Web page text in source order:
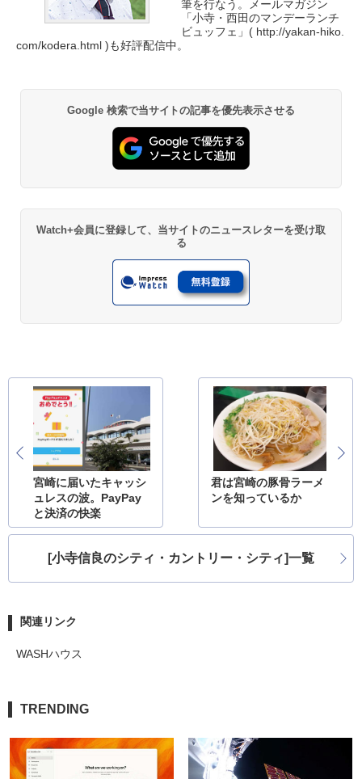
筆を行なう。メールマガジン
「小寺・西田のマンデーランチ
ビュッフェ」( http://yakan-hiko.
com/kodera.html)も好評配信中。
Google 検索で当サイトの記事を優先表示させる
Watch+会員に登録して、当サイトのニュースレターを受け取
る
宮崎に届いたキャッシ
ュレスの波。PayPay
と決済の快楽
君は宮崎の豚骨ラーメ
ンを知っているか
[小寺信良のシティ・カントリー・シティ]一覧
関連リンク
WASHハウス
TRENDING